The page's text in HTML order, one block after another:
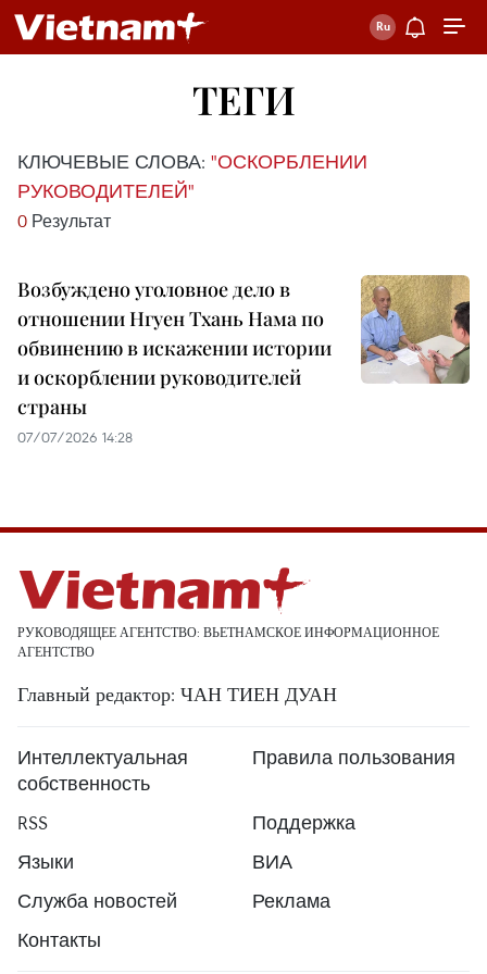
ТЕГИ
КЛЮЧЕВЫЕ СЛОВА: "ОСКОРБЛЕНИИ
РУКОВОДИТЕЛЕЙ"
0 Результат
Возбуждено уголовное дело в
отношении Нгуен Тхань Нама по
обвинению в искажении истории
и оскорблении руководителей
страны
07/07/2026 14:28
РУКОВОДЯЩЕЕ АГЕНТСТВО: ВЬЕТНАМСКОЕ ИНФОРМАЦИОННОЕ
АГЕНТСТВО
Главный редактор: ЧАН ТИЕН ДУАН
Интеллектуальная
собственность
Правила пользования
RSS
Поддержка
Языки
ВИА
Служба новостей
Реклама
Контакты